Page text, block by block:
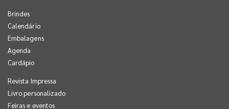
Brindes
Calendário
Embalagens
Agenda
Cardápio
Revista Impressa
Livro personalizado
Feiras e eventos